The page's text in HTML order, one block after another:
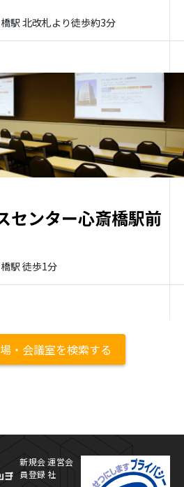
駅 北改札より徒歩約3分
センター心斎橋駅前
駅 徒歩1分
・会議室を検索する
MICE Platform
新規会
員登録
運営会
社